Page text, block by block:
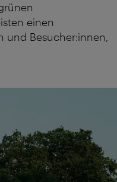
einen
und Besucher:innen,